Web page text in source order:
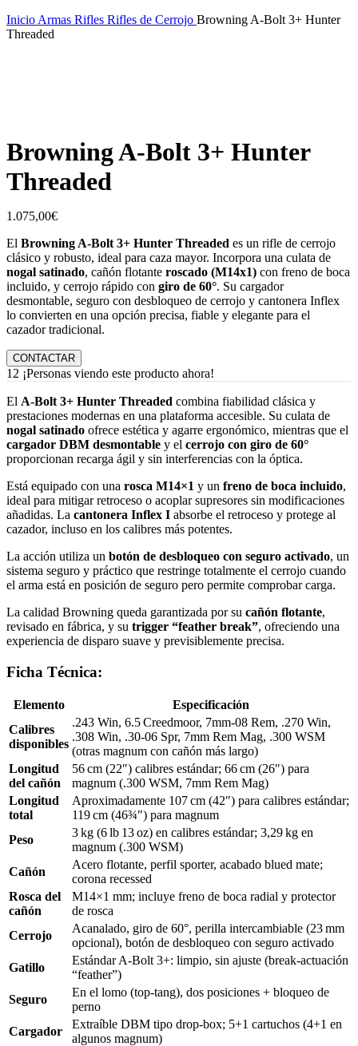
Inicio Armas Rifles Rifles de Cerrojo Browning A-Bolt 3+ Hunter
Threaded
Browning A-Bolt 3+ Hunter
Threaded
1.075,00€
El Browning A-Bolt 3+ Hunter Threaded es un rifle de cerrojo
clásico y robusto, ideal para caza mayor. Incorpora una culata de
nogal satinado, cañón flotante roscado (M14x1) con freno de boca
incluido, y cerrojo rápido con giro de 60°. Su cargador
desmontable, seguro con desbloqueo de cerrojo y cantonera Inflex
lo convierten en una opción precisa, fiable y elegante para el
cazador tradicional.
CONTACTAR
12 ¡Personas viendo este producto ahora!
El A‑Bolt 3+ Hunter Threaded combina fiabilidad clásica y
prestaciones modernas en una plataforma accesible. Su culata de
nogal satinado ofrece estética y agarre ergonómico, mientras que el
cargador DBM desmontable y el cerrojo con giro de 60°
proporcionan recarga ágil y sin interferencias con la óptica.
Está equipado con una rosca M14×1 y un freno de boca incluido,
ideal para mitigar retroceso o acoplar supresores sin modificaciones
añadidas. La cantonera Inflex I absorbe el retroceso y protege al
cazador, incluso en los calibres más potentes.
La acción utiliza un botón de desbloqueo con seguro activado, un
sistema seguro y práctico que restringe totalmente el cerrojo cuando
el arma está en posición de seguro pero permite comprobar carga.
La calidad Browning queda garantizada por su cañón flotante,
revisado en fábrica, y su trigger “feather break”, ofreciendo una
experiencia de disparo suave y previsiblemente precisa.
Ficha Técnica:
Elemento
Especificación
Calibres
disponibles
.243 Win, 6.5 Creedmoor, 7mm‑08 Rem, .270 Win,
.308 Win, .30‑06 Spr, 7mm Rem Mag, .300 WSM
(otras magnum con cañón más largo)
Longitud
del cañón
56 cm (22″) calibres estándar; 66 cm (26″) para
magnum (.300 WSM, 7mm Rem Mag)
Longitud
total
Aproximadamente 107 cm (42″) para calibres estándar;
119 cm (46¾″) para magnum
Peso
3 kg (6 lb 13 oz) en calibres estándar; 3,29 kg en
magnum (.300 WSM)
Cañón
Acero flotante, perfil sporter, acabado blued mate;
corona recessed
Rosca del
cañón
M14×1 mm; incluye freno de boca radial y protector
de rosca
Cerrojo
Acanalado, giro de 60°, perilla intercambiable (23 mm
opcional), botón de desbloqueo con seguro activado
Gatillo
Estándar A‑Bolt 3+: limpio, sin ajuste (break-actuación
“feather”)
Seguro
En el lomo (top-tang), dos posiciones + bloqueo de
perno
Cargador
Extraíble DBM tipo drop-box; 5+1 cartuchos (4+1 en
algunos magnum)